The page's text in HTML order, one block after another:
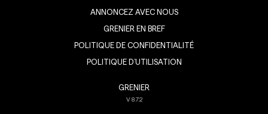
ANNONCEZ AVEC NOUS
GRENIER EN BREF
POLITIQUE DE CONFIDENTIALITÉ
POLITIQUE D’UTILISATION
GRENIER
V8.7.2